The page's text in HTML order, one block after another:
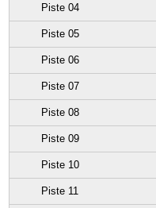
Piste 04
Piste 05
Piste 06
Piste 07
Piste 08
Piste 09
Piste 10
Piste 11